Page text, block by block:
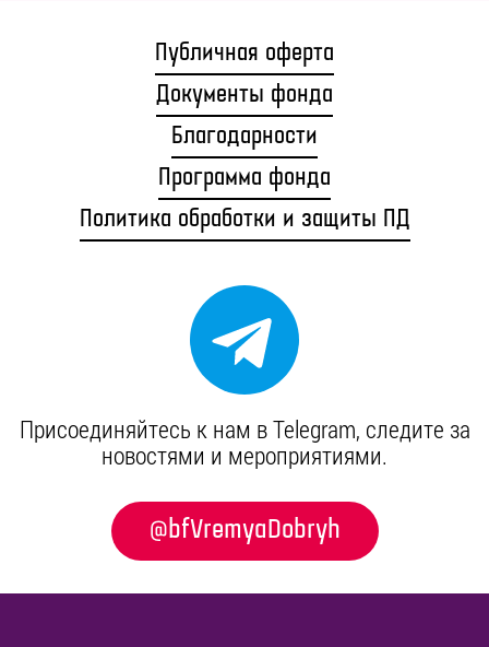
Публичная оферта
Документы фонда
Благодарности
Программа фонда
Политика обработки и защиты ПД
Присоединяйтесь к нам в Telegram, cледите за
новостями и мероприятиями.
@bfVremyaDobryh